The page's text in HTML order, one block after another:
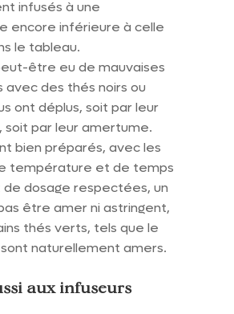
infusés à une
encore inférieure à celle
le tableau.
être eu de mauvaises
avec des thés noirs ou
ont déplus, soit par leur
soit par leur amertume.
bien préparés, avec les
température et de temps
de dosage respectées, un
être amer ni astringent,
thés verts, tels que le
naturellement amers.
aux infuseurs